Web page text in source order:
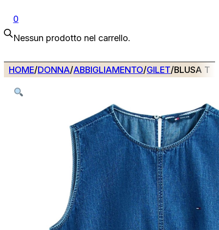
0
Nessun prodotto nel carrello.
HOME/DONNA/ABBIGLIAMENTO/GILET/BLUSA